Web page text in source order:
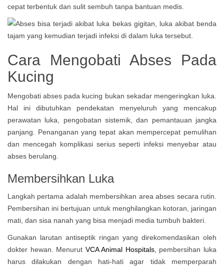
cepat terbentuk dan sulit sembuh tanpa bantuan medis.
Cara Mengobati Abses Pada
Kucing
Mengobati abses pada kucing bukan sekadar mengeringkan luka.
Hal ini dibutuhkan pendekatan menyeluruh yang mencakup
perawatan luka, pengobatan sistemik, dan pemantauan jangka
panjang. Penanganan yang tepat akan mempercepat pemulihan
dan mencegah komplikasi serius seperti infeksi menyebar atau
abses berulang.
Membersihkan Luka
Langkah pertama adalah membersihkan area abses secara rutin.
Pembersihan ini bertujuan untuk menghilangkan kotoran, jaringan
mati, dan sisa nanah yang bisa menjadi media tumbuh bakteri.
Gunakan larutan antiseptik ringan yang direkomendasikan oleh
dokter hewan. Menurut VCA Animal Hospitals, pembersihan luka
harus dilakukan dengan hati-hati agar tidak memperparah